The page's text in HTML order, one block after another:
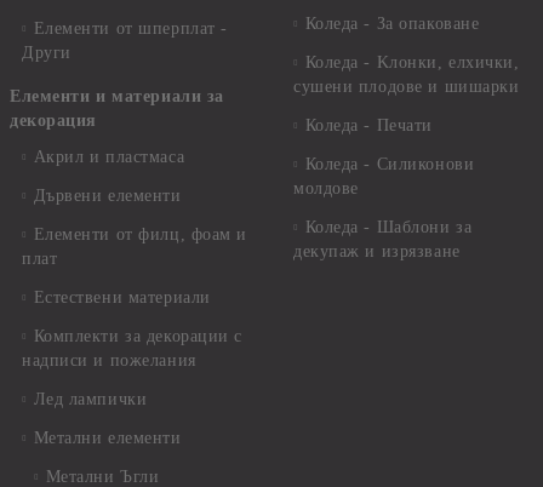
Елементи от шперплат -
Други
Елементи и материали за
декорация
Акрил и пластмаса
Дървени елементи
Елементи от филц, фоам и
плат
Естествени материали
Комплекти за декорации с
надписи и пожелания
Лед лампички
Метални елементи
Метални Ъгли
Коледа - За опаковане
Коледа - Kлонки, елхички,
сушени плодове и шишарки
Коледа - Печати
Коледа - Силиконови
молдове
Коледа - Шаблони за
декупаж и изрязване